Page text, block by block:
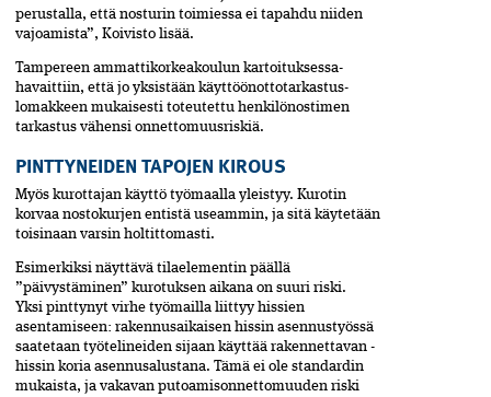
perustalla, että nosturin toimiessa ei tapahdu niiden
vajoamista”, Koivisto lisää.
Tampereen ammattikorkeakoulun kartoituksessa­
havaittiin, että jo yksistään käyttöönottotarkastus­
lomakkeen mukaisesti toteutettu henkilönostimen
tarkastus vähensi onnettomuusriskiä.
PINTTYNEIDEN TAPOJEN KIROUS
Myös kurottajan käyttö työmaalla yleistyy. Kurotin
korvaa nostokurjen entistä useammin, ja sitä käytetään
toisinaan varsin holtittomasti.
Esimerkiksi näyttävä tilaelementin päällä
”päivystäminen” kurotuksen aikana on suuri riski.
Yksi pinttynyt virhe työmailla liittyy hissien
asentamiseen: rakennusaikaisen hissin asennustyössä
saatetaan työtelineiden sijaan käyttää rakennettavan ­
hissin koria asennusalustana. Tämä ei ole standardin
mukaista, ja vakavan putoamisonnettomuuden riski